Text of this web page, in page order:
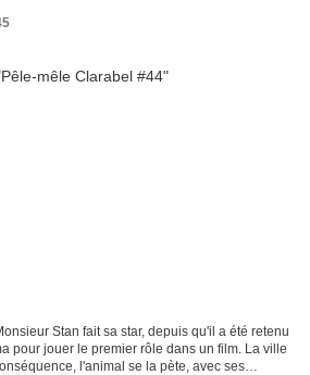
Stan fait sa star, depuis qu'il a été retenu
pour jouer le premier rôle dans un film. La ville
l'animal se la pète, avec ses